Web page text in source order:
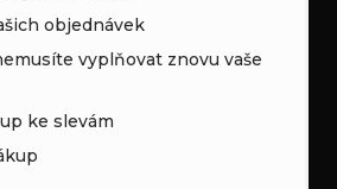
objednávek
vyplňovat znovu vaše
ke slevám